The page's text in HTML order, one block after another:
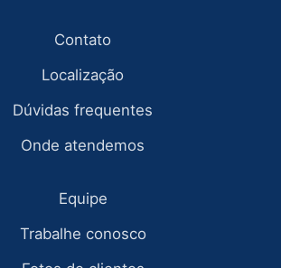
Contato
Localização
Dúvidas frequentes
Onde atendemos
Equipe
Trabalhe conosco